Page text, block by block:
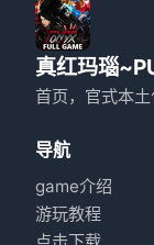
真红玛瑙
首页，官式本
导航
game介绍
游玩教程